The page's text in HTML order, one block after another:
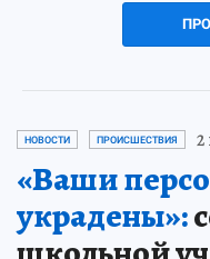
НОВОСТИ ПРОИСШЕСТВИЯ 2
«Ваши
украдены»: